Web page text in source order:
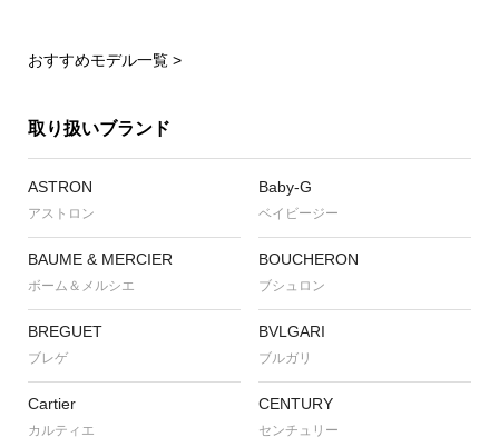
おすすめモデル一覧 >
取り扱いブランド
ASTRON
アストロン
Baby-G
ベイビージー
BAUME & MERCIER
ボーム＆メルシエ
BOUCHERON
ブシュロン
BREGUET
ブレゲ
BVLGARI
ブルガリ
Cartier
カルティエ
CENTURY
センチュリー